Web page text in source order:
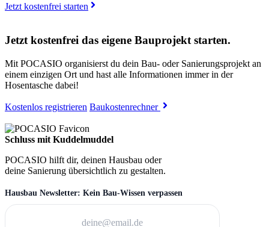
Jetzt kostenfrei starten
Jetzt kostenfrei das eigene Bauprojekt starten.
Mit POCASIO organisierst du dein Bau- oder Sanierungsprojekt an
einem einzigen Ort und hast alle Informationen immer in der
Hosentasche dabei!
Kostenlos registrieren Baukostenrechner
Schluss mit Kuddelmuddel
POCASIO hilft dir, deinen Hausbau oder
deine Sanierung übersichtlich zu gestalten.
Hausbau Newsletter: Kein Bau-Wissen verpassen